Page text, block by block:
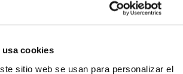
usa cookies
sitio web se usan para personalizar el
WhatsApp